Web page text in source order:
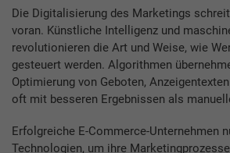
Die Digitalisierung des Marketings
voran. Künstliche Intelligenz und
revolutionieren die Art und Weise, wie
gesteuert werden. Algorithmen
Optimierung von Geboten,
oft mit besseren Ergebnissen als
Erfolgreiche E-Commerce-Unternehmen
Technologien, um ihre